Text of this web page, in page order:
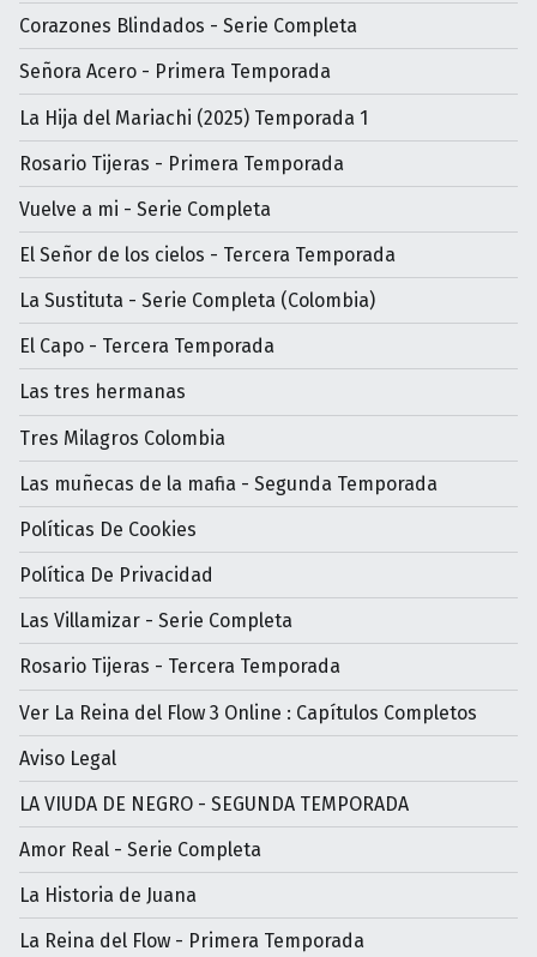
Corazones Blindados - Serie Completa
Señora Acero - Primera Temporada
La Hija del Mariachi (2025) Temporada 1
Rosario Tijeras - Primera Temporada
Vuelve a mi - Serie Completa
El Señor de los cielos - Tercera Temporada
La Sustituta - Serie Completa (Colombia)
El Capo - Tercera Temporada
Las tres hermanas
Tres Milagros Colombia
Las muñecas de la mafia - Segunda Temporada
Políticas De Cookies
Política De Privacidad
Las Villamizar - Serie Completa
Rosario Tijeras - Tercera Temporada
Ver La Reina del Flow 3 Online : Capítulos Completos
Aviso Legal
LA VIUDA DE NEGRO - SEGUNDA TEMPORADA
Amor Real - Serie Completa
La Historia de Juana
La Reina del Flow - Primera Temporada